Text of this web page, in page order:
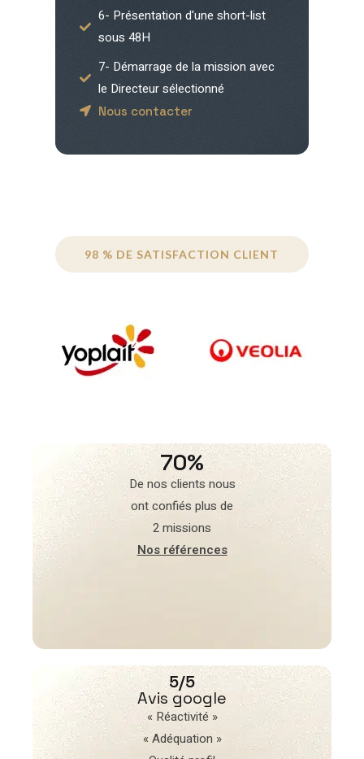
6- Présentation d'une short-list
sous 48H
7- Démarrage de la mission avec
le Directeur sélectionné
Nous contacter
98 % DE SATISFACTION CLIENT
70%
De nos clients nous
ont confiés plus de
2 missions
Nos références
5/5
Avis google
« Réactivité »
« Adéquation »